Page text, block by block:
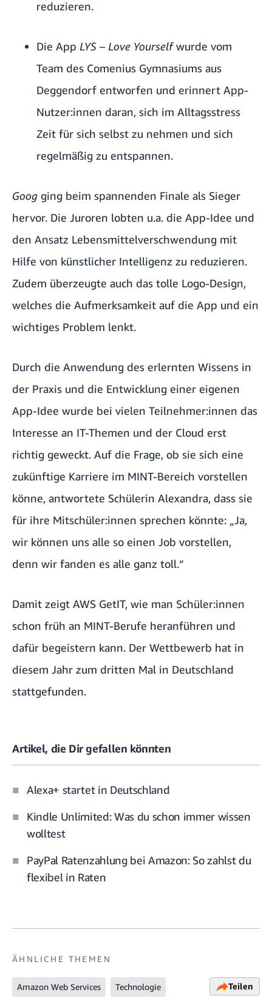
reduzieren.
Die App LYS – Love Yourselfwurde vom
Team des Comenius Gymnasiums aus
Deggendorf entworfen und erinnert App-
Nutzer:innen daran, sich im Alltagsstress
Zeit für sich selbst zu nehmen und sich
regelmäßig zu entspannen.
Goog ging beim spannenden Finale als Sieger
hervor. Die Juroren lobten u.a. die App-Idee und
den Ansatz Lebensmittelverschwendung mit
Hilfe von künstlicher Intelligenz zu reduzieren.
Zudem überzeugte auch das tolle Logo-Design,
welches die Aufmerksamkeit auf die App und ein
wichtiges Problem lenkt.
Durch die Anwendung des erlernten Wissens in
der Praxis und die Entwicklung einer eigenen
App-Idee wurde bei vielen Teilnehmer:innen das
Interesse an IT-Themen und der Cloud erst
richtig geweckt. Auf die Frage, ob sie sich eine
zukünftige Karriere im MINT-Bereich vorstellen
könne, antwortete Schülerin Alexandra, dass sie
für ihre Mitschüler:innen sprechen könnte: „Ja,
wir können uns alle so einen Job vorstellen,
denn wir fanden es alle ganz toll.“
Damit zeigt AWS GetIT, wie man Schüler:innen
schon früh an MINT-Berufe heranführen und
dafür begeistern kann. Der Wettbewerb hat in
diesem Jahr zum dritten Mal in Deutschland
stattgefunden.
Artikel, die Dir gefallen könnten
Alexa+ startet in Deutschland
Kindle Unlimited: Was du schon immer wissen
wolltest
PayPal Ratenzahlung bei Amazon: So zahlst du
flexibel in Raten
ÄHNLICHE THEMEN
Amazon Web Services Technologie Teilen